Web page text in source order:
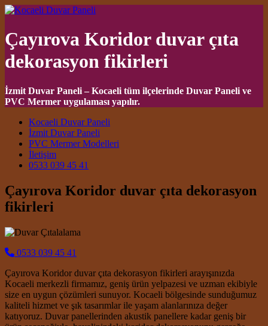
Çayırova Koridor duvar çıta
dekorasyon fikirleri
İzmit Duvar Paneli – Kocaeli tüm ilçelerinde Duvar Paneli ve
PVC Mermer uygulaması yapılır.
Main Navigation
Kocaeli Duvar Paneli
İzmit Duvar Paneli
PVC Mermer Modelleri
İletişim
0533 039 45 41
Çayırova Koridor duvar çıta dekorasyon
fikirleri
0533 039 45 41
Çayırova Koridor duvar çıta dekorasyon fikirleri arayışınızda
Kocaeli merkezli firmamız, geniş ürün yelpazesi ve uzman ekibiyle
size en uygun çözümleri sunuyor. Kocaeli bölgesinde sunduğumuz
kaliteli hizmet ve şık tasarımlar ile yaşam alanlarınıza değer
katıyoruz. Duvar panellerinden akustik panellere kadar geniş bir